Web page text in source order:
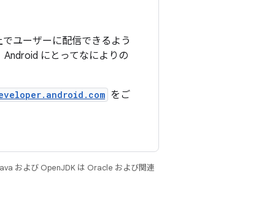
ユーザーに配信できるよう
にとってなによりの
をご
および OpenJDK は Oracle および関連